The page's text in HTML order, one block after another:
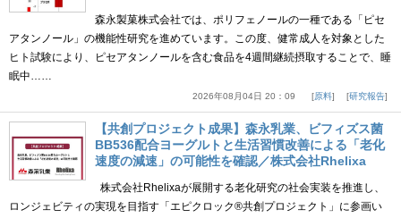
森永製菓株式会社では、ポリフェノールの一種である「ピセ
アタンノール」の機能性研究を進めています。この度、健常成人を対象とした
ヒト試験により、ピセアタンノールを含む食品を4週間継続摂取することで、睡
眠中……
2026年08月04日 20：09 原料 研究報告
【共創プロジェクト成果】森永乳業、ビフィズス菌
BB536配合ヨーグルトと生活習慣改善による「老化
速度の減速」の可能性を確認／株式会社Rhelixa
株式会社Rhelixaが展開する老化研究の社会実装を推進し、
ロンジェビティの実現を目指す「エピクロック®共創プロジェクト」に参画い